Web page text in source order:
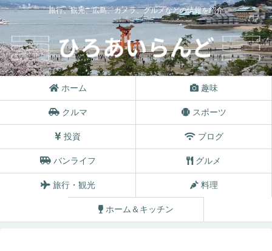
旅行、観光、広島、カメラ、グルメなどの情報を紹介
ホーム 趣味
クルマ スポーツ
投資 ブログ
バンライフ グルメ
旅行・観光 料理
ホーム＆キッチン